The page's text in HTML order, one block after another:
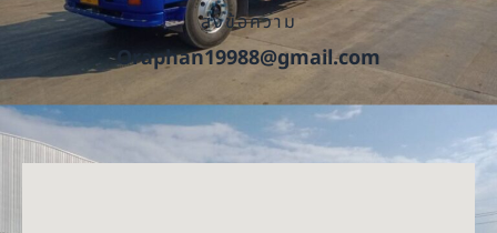
ส่งข้อความ
Oraphan19988@gmail.com